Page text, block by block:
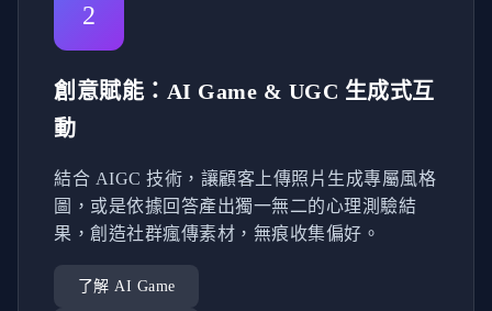
2
創意賦能：AI Game & UGC 生成式互
動
結合 AIGC 技術，讓顧客上傳照片生成專屬風格
圖，或是依據回答產出獨一無二的心理測驗結
果，創造社群瘋傳素材，無痕收集偏好。
了解 AI Game